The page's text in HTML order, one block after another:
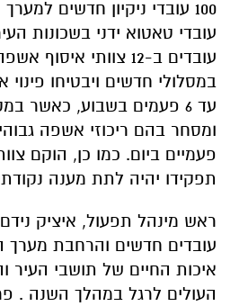
עובדים ב-12 צוותי
במסלולי חדשים ויבטיחו
עד 6 פעמים בשבוע, כאשר
ומסחר בהם ריכוזי אשפה
פעמיים ביום. כמו כן, הוקם
תפקידו יהיה לתת מענה
ראש מינהל תפעול, איציק
עובדים חדשים והרחבת מערך
איכות החיים של תושבי העיר
העולים לרגל במהלך השנה .